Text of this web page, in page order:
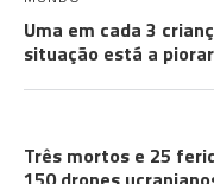
Uma em cada 3
situação está a piorar
Três mortos e 25